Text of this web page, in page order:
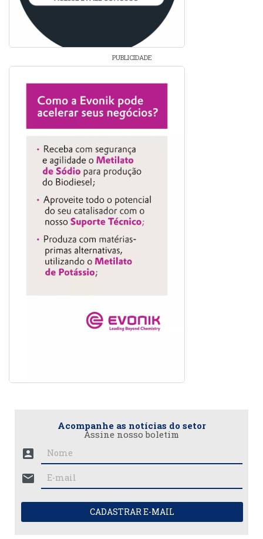
PUBLICIDADE
Acompanhe as notícias do setor
Assine nosso boletim
account_box
mail
CADASTRAR E-MAIL